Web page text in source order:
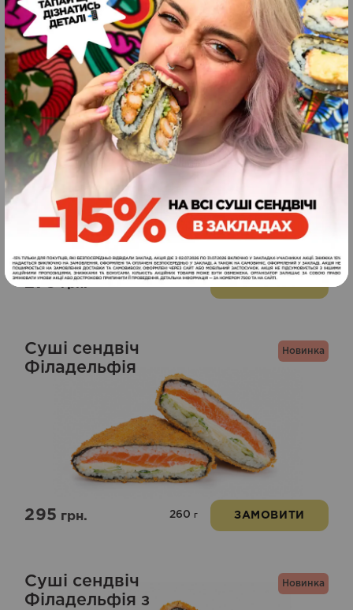
Схожі страви
Лайт суші бургер
запечений лосось
279грн. 240
Новинка
Суші сендвіч
Філадельфія
295грн. 260 г ЗАМОВИТИ
Новинка
Суші сендвіч
Філадельфія з